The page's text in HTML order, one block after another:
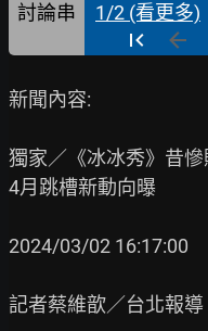
討論串 1/2 (看更多)
新聞內容:
獨家／《冰冰秀》昔
4月跳槽新動向曝
2024/03/02 16:17:00
記者蔡維歆／台北報導